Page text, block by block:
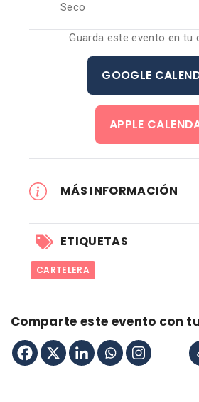
Seco
Guarda este evento en tu
GOOGLE
APPLE
MÁS INFORMACIÓN
ETIQUETAS
CARTELERA
Comparte este evento con